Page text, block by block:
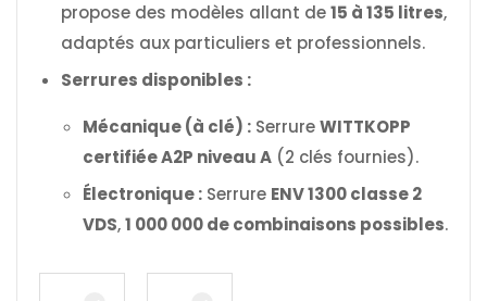
propose des modèles allant de15 à 135 litres,
adaptés aux particuliers et professionnels.
Serrures disponibles :
Mécanique (à clé) : SerrureWITTKOPP
certifiée A2P niveau A (2 clés fournies).
Électronique : Serrure ENV 1300 classe 2
VDS,1 000 000 de combinaisons possibles.